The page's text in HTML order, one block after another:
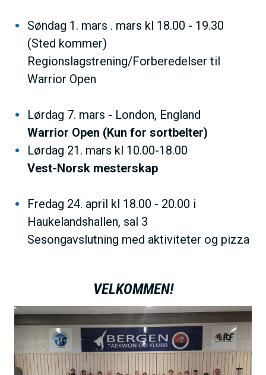
Søndag 1. mars . mars kl 18.00 - 19.30
(Sted kommer)
Regionslagstrening/Forberedelser til
Warrior Open
Lørdag 7. mars - London, England
Warrior Open (Kun for sortbelter)
Lørdag 21. mars kl 10.00-18.00
Vest-Norsk mesterskap
Fredag 24. april kl 18.00 - 20.00 i
Haukelandshallen, sal 3
Sesongavslutning med aktiviteter og pizza
VELKOMMEN!